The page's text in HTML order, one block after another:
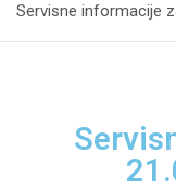
Servisne informacije